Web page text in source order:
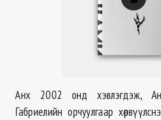
Анх 2002 онд хэвлэгдэж,
Габриелийн орчуулгаар